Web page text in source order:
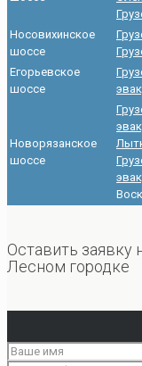
Носовихинское
шоссе
Егорьевское
шоссе
Новорязанское
шоссе
Оставить заявку
Лесном городке